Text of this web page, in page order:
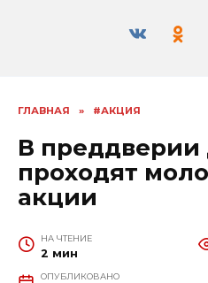
ГЛАВНАЯ » #АКЦИЯ
В
проходят
акции
НА ЧТЕНИЕ
2 мин
ОПУБЛИКОВАНО